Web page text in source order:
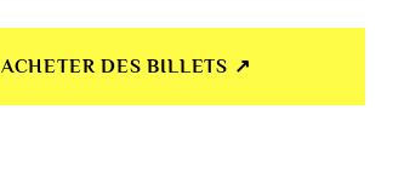
ACHETER DES BILLETS ↗︎